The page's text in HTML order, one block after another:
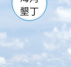
墾丁